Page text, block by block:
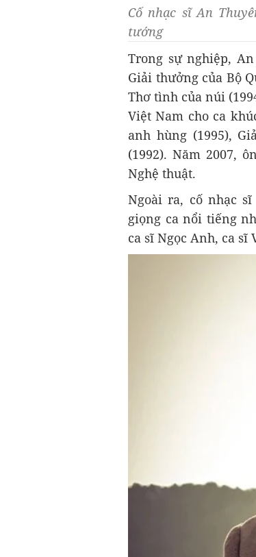
Cố nhạc sĩ An
tướng
Trong sự nghiệp,
Giải thưởng của Bộ
Thơ tình của núi
Việt Nam cho ca
anh hùng (1995),
(1992). Năm 2007,
Nghệ thuật.
Ngoài ra, cố nhạc
giọng ca nổi tiếng
ca sĩ Ngọc Anh, ca sĩ